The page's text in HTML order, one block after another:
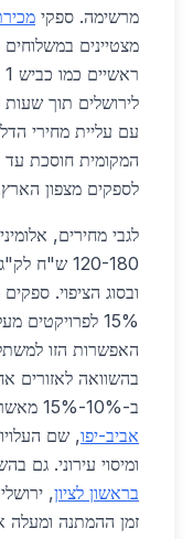
מרשימה. ספקי
מצטיינים
עם עליית מחירי
לספקים מצפון
לגבי מחירים,
120-180
ובסוג הציפוי.
האפשרות הזו
בהשוואה לאזורים
ב-10%-15% מאשר ב
אביב-יפו, שם
ומיסוי עירוני. גם
בראשון לציון,
זמן ההמתנה ומעלה